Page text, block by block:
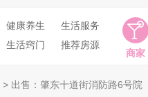
健康养生
生活服务
生活窍门 推荐房源
商家
> 出售：肇东十道街消防路6号院